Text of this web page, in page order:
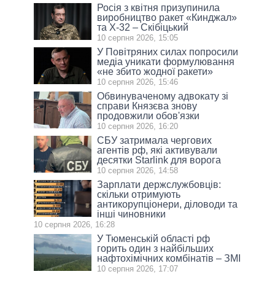
Росія з квітня призупинила
виробництво ракет «Кинджал»
та Х-32 – Скібіцький
10 серпня 2026, 15:05
У Повітряних силах попросили
медіа уникати формулювання
«не збито жодної ракети»
10 серпня 2026, 15:46
Обвинуваченому адвокату зі
справи Князєва знову
продовжили обов'язки
10 серпня 2026, 16:20
СБУ затримала чергових
агентів рф, які активували
десятки Starlink для ворога
10 серпня 2026, 14:58
Зарплати держслужбовців:
скільки отримують
антикорупціонери, діловоди та
інші чиновники
10 серпня 2026, 16:28
У Тюменській області рф
горить один з найбільших
нафтохімічних комбінатів – ЗМІ
10 серпня 2026, 17:07